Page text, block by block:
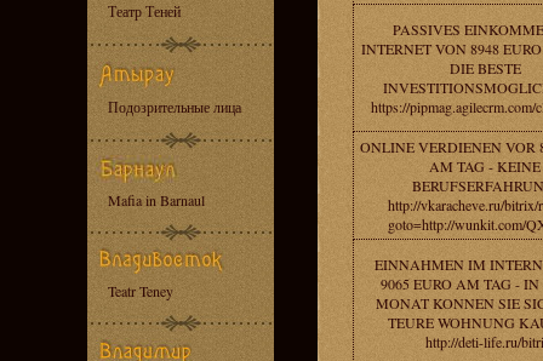
Театр Теней
Подозрительные лица
Mafia in Barnaul
Teatr Teney
PASSIVES
INTERNET VON 8948
DIE BESTE
https://pipmag.agilecrm.com/
ONLINE VERDIENEN VOR
AM TAG - KEINE
http://vkaracheve.ru/bitrix/
goto=http://wunkit.com/
EINNAHMEN IM
9065 EURO AM TAG -
MONAT KONNEN SIE
TEURE WOHNUNG
http://deti-life.ru/bitri